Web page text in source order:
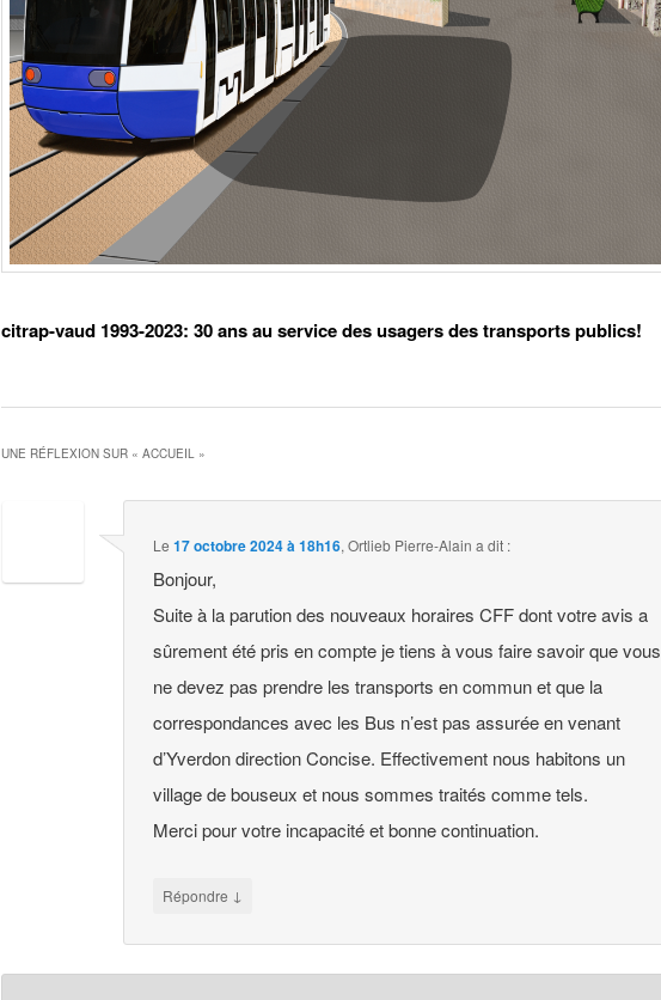
citrap-vaud 1993-2023: 30 ans au service des usagers des transports publics!
UNE RÉFLEXION SUR « ACCUEIL »
Le17 octobre 2024 à 18h16,Ortlieb Pierre-Alain a dit :
Bonjour,
Suite à la parution des nouveaux horaires CFF dont votre avis a
sûrement été pris en compte je tiens à vous faire savoir que vous
ne devez pas prendre les transports en commun et que la
correspondances avec les Bus n’est pas assurée en venant
d’Yverdon direction Concise. Effectivement nous habitons un
village de bouseux et nous sommes traités comme tels.
Merci pour votre incapacité et bonne continuation.
Répondre ↓